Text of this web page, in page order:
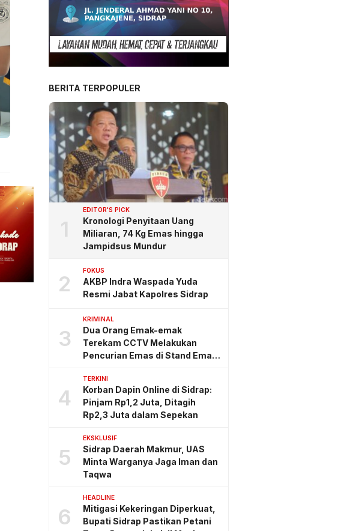
BERITA TERPOPULER
1
EDITOR'S PICK
Kronologi Penyitaan Uang
Miliaran, 74 Kg Emas hingga
Jampidsus Mundur
2
FOKUS
AKBP Indra Waspada Yuda
Resmi Jabat Kapolres Sidrap
3
KRIMINAL
Dua Orang Emak-emak
Terekam CCTV Melakukan
Pencurian Emas di Stand Emas
4
TERKINI
Korban Dapin Online di Sidrap:
Pinjam Rp1,2 Juta, Ditagih
Rp2,3 Juta dalam Sepekan
5
EKSKLUSIF
Sidrap Daerah Makmur, UAS
Minta Warganya Jaga Iman dan
Taqwa
6
HEADLINE
Mitigasi Kekeringan Diperkuat,
Bupati Sidrap Pastikan Petani